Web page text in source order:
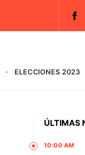
ELECCIONES 2023
ÚLTIMAS
10:00 AM